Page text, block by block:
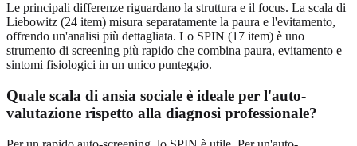
Le principali differenze riguardano la struttura e il focus. La scala di
Liebowitz (24 item) misura separatamente la paura e l'evitamento,
offrendo un'analisi più dettagliata. Lo SPIN (17 item) è uno
strumento di screening più rapido che combina paura, evitamento e
sintomi fisiologici in un unico punteggio.
Quale scala di ansia sociale è ideale per l'auto-
valutazione rispetto alla diagnosi professionale?